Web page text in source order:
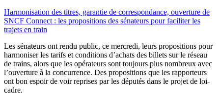
Harmonisation des titres, garantie de correspondance, ouverture de
SNCF Connect : les propositions des sénateurs pour faciliter les
trajets en train
Les sénateurs ont rendu public, ce mercredi, leurs propositions pour
harmoniser les tarifs et conditions d’achats des billets sur le réseau
de trains, alors que les opérateurs sont toujours plus nombreux avec
l’ouverture à la concurrence. Des propositions que les rapporteurs
ont bon espoir de voir reprises par les députés dans le projet de loi-
cadre.